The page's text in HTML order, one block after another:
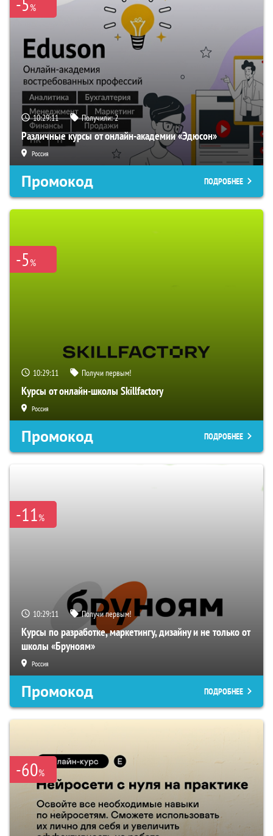
%
10:29:10 Получили:2
Различные курсы от онлайн-академии «Эдюсон»
Россия
Промокод ПОДРОБНЕЕ
-5%
10:29:10 Получи первым!
Курсы от онлайн-школы Skillfactory
Россия
Промокод ПОДРОБНЕЕ
-11%
10:29:10 Получи первым!
Курсы по разработке, маркетингу, дизайну и не только от
школы «Бруноям»
Россия
Промокод ПОДРОБНЕЕ
-60%